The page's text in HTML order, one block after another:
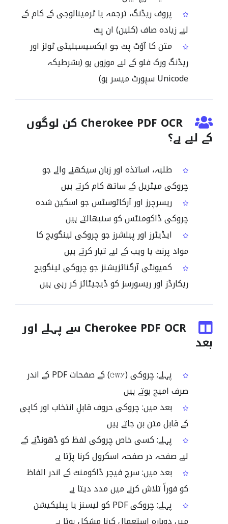
پروف ریڈنگ، ترجمہ یا ٹرمینالوجی کے کام کے
لیے زیادہ صاف (کلین) ان پٹ
متن کا آؤٹ پٹ جو ایکسیسبلیٹی ٹولز اور
ریڈنگ ورک فلو کے لیے موزوں ہو (بشرطیکہ
Unicode سپورٹ میسر ہو)
Cherokee PDF OCR کن لوگوں
کے لیے ہے؟
طلبہ، اساتذہ اور زبان سیکھنے والے جو
چروکی میٹریل کے ساتھ کام کرتے ہیں
ریسرچرز اور آرکائوسٹس جو اسکین شدہ
چروکی ڈاکومنٹس کو سنبھالتے ہیں
ایڈیٹرز اور پبلشرز جو چروکی لینگویج کا
مواد پرنٹ یا ویب کے لیے تیار کرتے ہیں
کمیونٹی آرگنائزیشنز جو چروکی لینگویج
ریکارڈز اور ریسورسز کو ڈیجیٹائز کر رہی ہیں
Cherokee PDF OCR سے پہلے اور
بعد
پہلے: چروکی (ᏣᎳᎩ) کے صفحات PDF کے اندر
صرف امیج ہوتے ہیں
بعد میں: چروکی حروف قابلِ انتخاب اور کاپی
کے قابل متن بن جاتے ہیں
پہلے: کسی خاص چروکی لفظ کو ڈھونڈنے کے
لیے صفحہ در صفحہ اسکرول کرنا پڑتا ہے
بعد میں: سرچ فیچر ڈاکومنٹ کے اندر الفاظ
کو فوراً تلاش کرنے میں مدد دیتا ہے
پہلے: چروکی PDF کو لیسنز یا پبلیکیشن